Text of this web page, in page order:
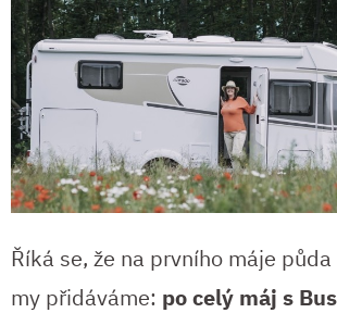
Říká se, že na prvního máje
my přidáváme: po celý máj s